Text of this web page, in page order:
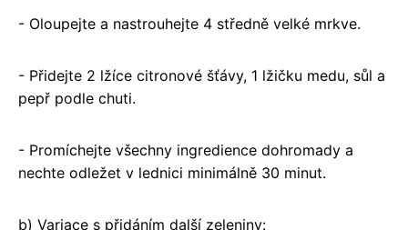
- Oloupejte a nastrouhejte 4 středně velké mrkve.
- Přidejte 2 lžíce citronové šťávy, 1 lžičku medu, sůl a
pepř podle chuti.
- Promíchejte všechny ingredience dohromady a
nechte odležet v lednici minimálně 30 minut.
b) Variace s přidáním další zeleniny: